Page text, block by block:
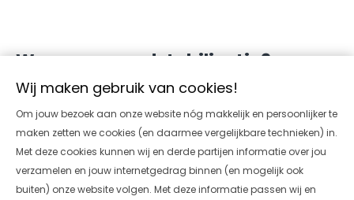
Waarom grondstabilisatie?
Een aantal jaren geleden is Pro-Rail langzaam gestart met
innovaties binnen haar onderhoudswerken aan het spoor.
In 2017 zijn door Terrastab als eerste voor Pro-Rail al
proefvakken aangelegd in Elst en Leeuwarden. Naar
aanleiding hiervan is enige tijd daarna de zogenaamde
Wij maken gebruik van cookies!
Om jouw bezoek aan onze website nóg makkelijk en persoonlijker te
maken zetten we cookies (en daarmee vergelijkbare technieken) in.
Met deze cookies kunnen wij en derde partijen informatie over jou
verzamelen en jouw internetgedrag binnen (en mogelijk ook
buiten) onze website volgen. Met deze informatie passen wij en